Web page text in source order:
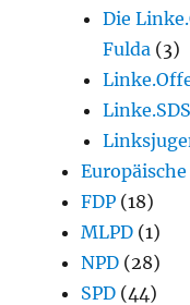
Die
Fulda (3)
Linke.SDS
FDP (18)
MLPD (1)
NPD (28)
SPD (44)